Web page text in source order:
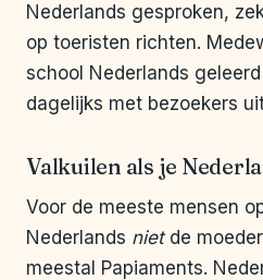
Nederlands gesproken,
op toeristen richten.
school Nederlands
dagelijks met bezoekers
Valkuilen als je
Voor de meeste mensen
Nederlands nietde
meestal Papiaments.